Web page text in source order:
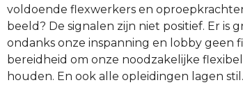
voldoende flexwerkers en
beeld? De signalen zijn niet positief. Er is
ondanks onze inspanning en lobby geen
bereidheid om onze noodzakelijke
houden. En ook alle opleidingen lagen